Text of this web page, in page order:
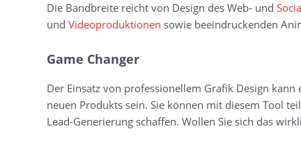
Die Bandbreite reicht von Design des Web- und
undVideoproduktionen sowie beeindruckenden
Game Changer
Der Einsatz von professionellem Grafik Design
neuen Produkts sein. Sie können mit diesem Tool
Lead-Generierung schaffen. Wollen Sie sich das